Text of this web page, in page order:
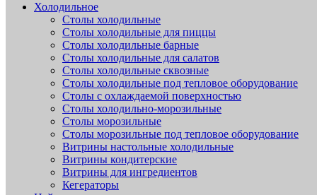
Холодильное
Столы холодильные
Столы холодильные для пиццы
Столы холодильные барные
Столы холодильные для салатов
Столы холодильные сквозные
Столы холодильные под тепловое оборудование
Столы с охлаждаемой поверхностью
Столы холодильно-морозильные
Столы морозильные
Столы морозильные под тепловое оборудование
Витрины настольные холодильные
Витрины кондитерские
Витрины для ингредиентов
Кегераторы